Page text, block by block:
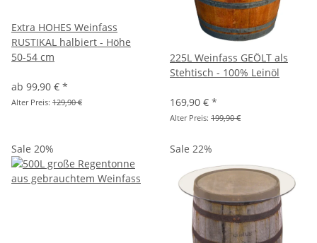
Extra HOHES Weinfass
RUSTIKAL halbiert - Höhe
50-54 cm
ab 99,90 € *
Alter Preis: 129,90 €
225L Weinfass GEÖLT als
Stehtisch - 100% Leinöl
169,90 € *
Alter Preis: 199,90 €
Sale 20% Sale 22%